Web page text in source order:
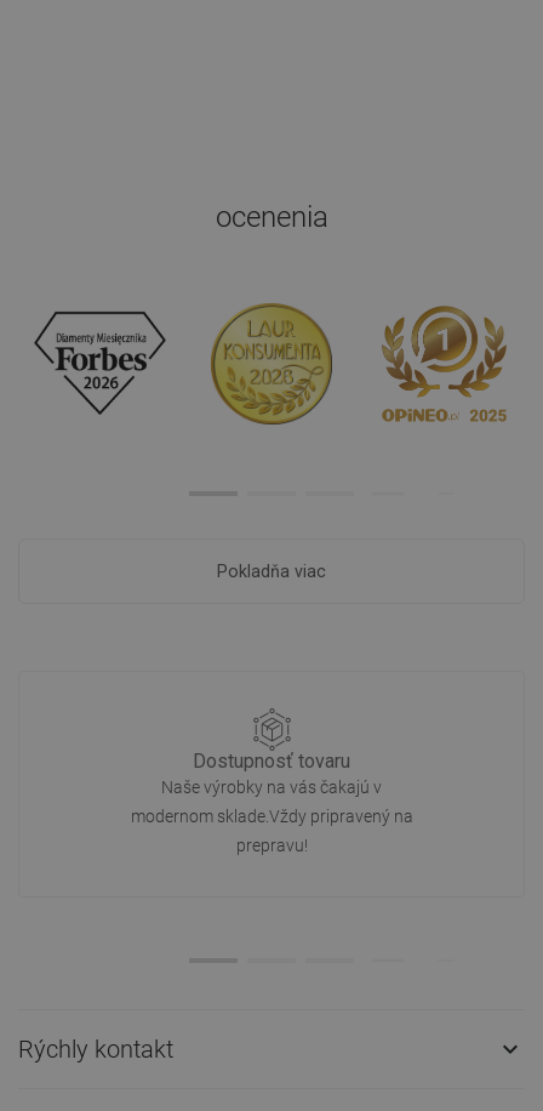
ocenenia
Pokladňa viac
Dostupnosť tovaru
Naše výrobky na vás čakajú v
modernom sklade.Vždy pripravený na
prepravu!
Rýchly kontakt 